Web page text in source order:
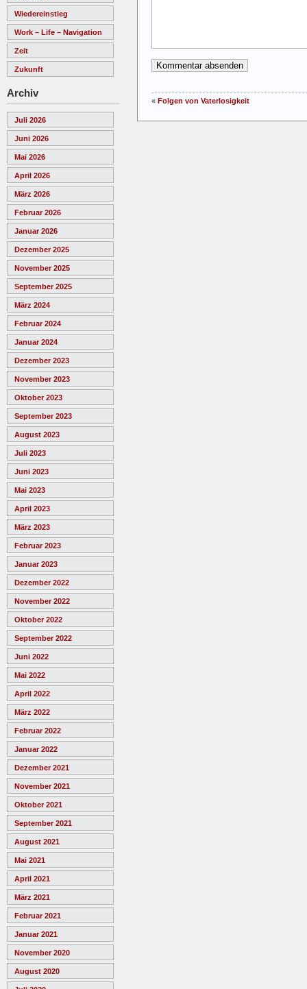
Wiedereinstieg
Work – Life – Navigation
Zeit
Zukunft
Archiv
Juli 2026
Juni 2026
Mai 2026
April 2026
März 2026
Februar 2026
Januar 2026
Dezember 2025
November 2025
September 2025
März 2024
Februar 2024
Januar 2024
Dezember 2023
November 2023
Oktober 2023
September 2023
August 2023
Juli 2023
Juni 2023
Mai 2023
April 2023
März 2023
Februar 2023
Januar 2023
Dezember 2022
November 2022
Oktober 2022
September 2022
Juni 2022
Mai 2022
April 2022
März 2022
Februar 2022
Januar 2022
Dezember 2021
November 2021
Oktober 2021
September 2021
August 2021
Mai 2021
April 2021
März 2021
Februar 2021
Januar 2021
November 2020
August 2020
« Folgen von Vaterlosigkeit